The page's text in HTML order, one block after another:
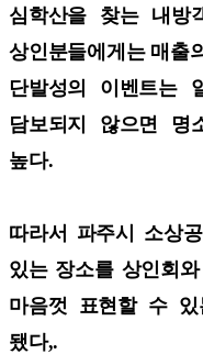
심학산을 찾는 내방
상인분들에게는 매출
단발성의 이벤트는
담보되지 않으면 명
높다.
따라서 파주시 소상
있는 장소를 상인회
마음껏 표현할 수
됐다,.